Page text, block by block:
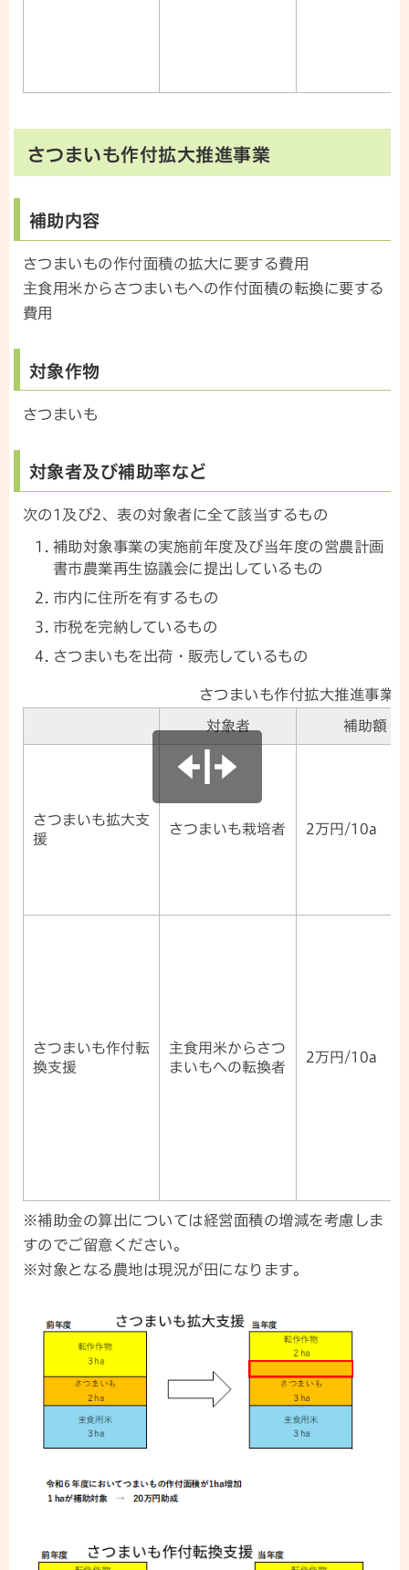
さつまいも作付拡大推進事業
補助内容
さつまいもの作付面積の拡大に要する費用
主食用米からさつまいもへの作付面積の転換に要する
費用
対象作物
さつまいも
対象者及び補助率など
次の1及び2、表の対象者に全て該当するもの
補助対象事業の実施前年度及び当年度の営農計画
書市農業再生協議会に提出しているもの
市内に住所を有するもの
市税を完納しているもの
さつまいもを出荷・販売しているもの
さつまいも作付拡大推進事業
対象者 補助額
さつまいも拡大支
援
さつまいも栽培者 2万円/10a
さつまいも作付転
換支援
主食用米からさつ
まいもへの転換者
2万円/10a
※補助金の算出については経営面積の増減を考慮しま
すのでご留意ください。
※対象となる農地は現況が田になります。